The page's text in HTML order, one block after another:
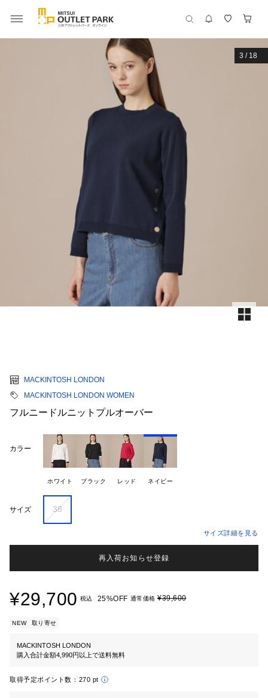
3 / 18
MACKINTOSH LONDON
MACKINTOSH LONDON WOMEN
フルニードルニットプルオーバー
カラー
ホワイト ブラック レッド ネイビー
サイズ 38
サイズ詳細を見る
再入荷お知らせ登録
¥29,700 税込 25%OFF 通常価格 ¥39,600
NEW 取り寄せ
MACKINTOSH LONDON
購入合計金額4,990円以上で送料無料
取得予定ポイント数： 270 pt